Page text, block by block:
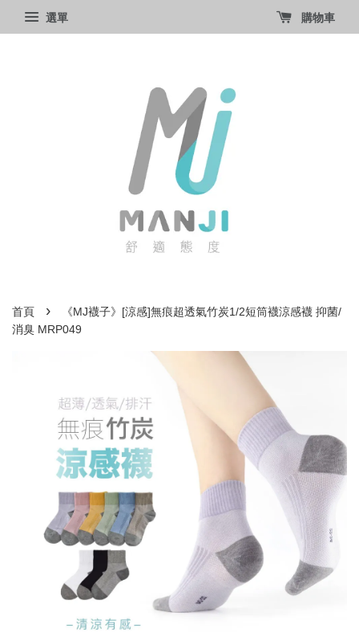
選單 購物車
首頁 ›
《MJ襪子》[涼感]無痕超透氣竹炭1/2短筒襪涼感襪 抑菌/
消臭 MRP049